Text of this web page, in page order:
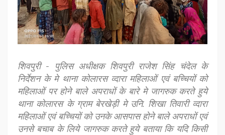
शिवपुरी - पुलिस अधीक्षक शिवपुरी राजेश सिंह चंदेल के
निर्देशन के मे थाना कोलारस व्दारा महिलाओं एवं बच्चियों को
महिलाओं पर होने बाले अपराधों के बारे मे जागरुक करते हुये
थाना कोलारस के ग्राम बेरखेड़ी मे उनि. शिखा तिवारी व्दारा
महिलाओं एवं बच्चियों को उनके आसपास होने बाले अपराधों एवं
उनसे बचाब के लिये जागरुक करते हुये बताया कि यदि किसी